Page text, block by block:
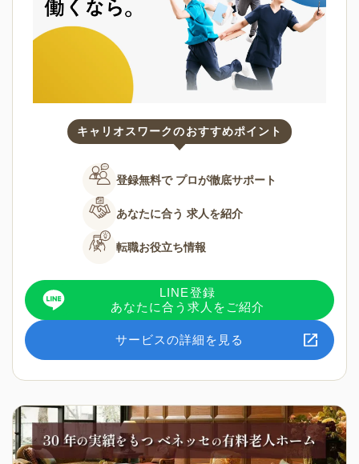
キャリオスワークのおすすめポイント
登録無料で プロが徹底サポート
あなたに合う 求人を紹介
転職お役立ち情報
LINE登録
あなたに合う求人をご紹介
サービスの詳細を見る